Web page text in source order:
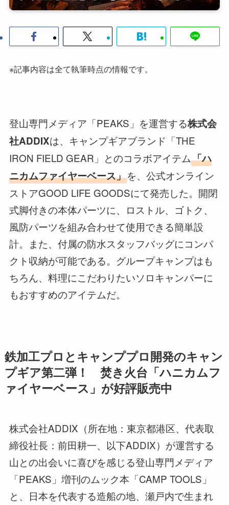
※記事内容は全て執筆時点の情報です。
登山専門メディア「PEAKS」を運営する株式会
社ADDIXは、キャンプギアブランド「THE
IRON FIELD GEAR」とのコラボアイテム「ハ
ニカムファイヤーベース」を、公式オンライン
ストアGOOD LIFE GOODSにて発売した。開閉
式脚付きの本体パーツに、ロストル、ゴトク、
風防パーツを組み合わせて使用できる簡単設
計。また、付属の防水スタッフバッグにコンパ
クト収納が可能である。グループキャンプはも
ちろん、料理にこだわりたいソロキャンパーに
もおすすめのアイテムだ。
鉄加工プロとキャンププロ開発のキャン
プギア第二弾！ 焚き火台「ハニカムフ
ァイヤーベース」が好評販売中
株式会社ADDIX（所在地：東京都港区、代表取
締役社長：前田耕一、以下ADDIX）が運営する
山との出会いに喜びを感じる登山専門メディア
「PEAKS」増刊のムック本「CAMP TOOLS」
と、日本を代表する造船の地、瀬戸内で生まれ